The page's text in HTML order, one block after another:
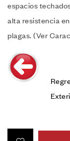
espacios
alta resistencia
plagas. (Ver